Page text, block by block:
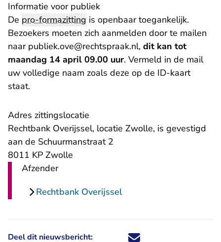
Informatie voor publiek
De pro-formazitting is openbaar toegankelijk.
Bezoekers moeten zich aanmelden door te mailen
naar publiek.ove@rechtspraak.nl, dit kan tot
maandag 14 april 09.00 uur. Vermeld in de mail
uw volledige naam zoals deze op de ID-kaart
staat.
Adres zittingslocatie
Rechtbank Overijssel, locatie Zwolle, is gevestigd
aan de Schuurmanstraat 2
8011 KP Zwolle
Afzender
Rechtbank Overijssel
Deel dit nieuwsbericht: Deel dit nieuwsbericht via X -
Deel dit nieuwsbericht via
Deel dit nieuwsbericht
Deel dit